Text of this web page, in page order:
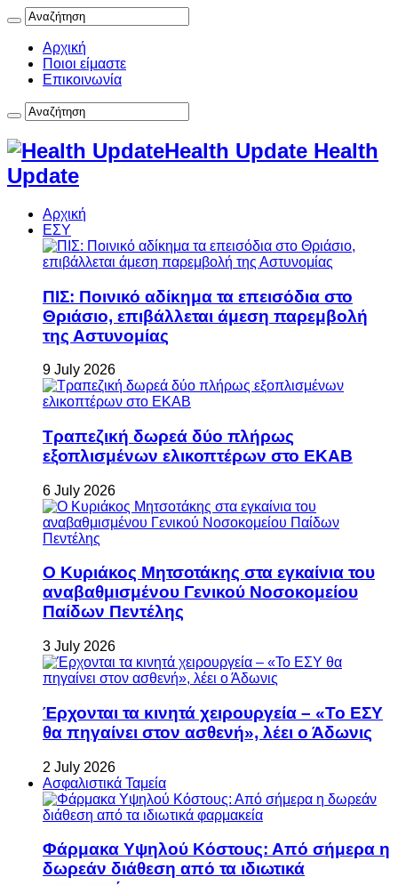
Αρχική
Ποιοι είμαστε
Επικοινωνία
Health Update Health
Update
Αρχική
ΕΣΥ
ΠΙΣ: Ποινικό αδίκημα τα επεισόδια στο
Θριάσιο, επιβάλλεται άμεση παρεμβολή
της Αστυνομίας
9 July 2026
Τραπεζική δωρεά δύο πλήρως
εξοπλισμένων ελικοπτέρων στο ΕΚΑΒ
6 July 2026
Ο Κυριάκος Μητσοτάκης στα εγκαίνια του
αναβαθμισμένου Γενικού Νοσοκομείου
Παίδων Πεντέλης
3 July 2026
Έρχονται τα κινητά χειρουργεία – «Το ΕΣΥ
θα πηγαίνει στον ασθενή», λέει ο Άδωνις
2 July 2026
Ασφαλιστικά Ταμεία
Φάρμακα Υψηλού Κόστους: Από σήμερα η
δωρεάν διάθεση από τα ιδιωτικά